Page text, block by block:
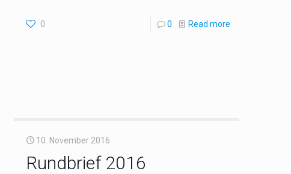
0 0 Read more
10. November 2016
Rundbrief 2016